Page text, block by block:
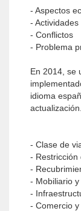
- Aspectos
-
- Conflictos
- Problema
En 2014, se
idioma
actualización.
- Clase de
- Restricción
-
- Mobiliario
-
- Comercio